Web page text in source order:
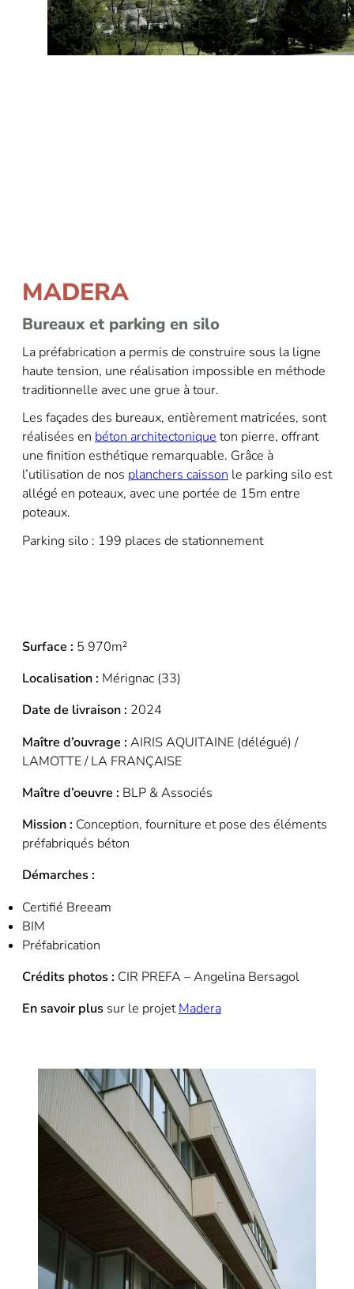
MADERA
Bureaux et parking en silo
La préfabrication a permis de construire sous la ligne
haute tension, une réalisation impossible en méthode
traditionnelle avec une grue à tour.
Les façades des bureaux, entièrement matricées, sont
réalisées en béton architectoniqueton pierre, offrant
une finition esthétique remarquable. Grâce à
l’utilisation de nos planchers caisson le parking silo est
allégé en poteaux, avec une portée de 15m entre
poteaux.
Parking silo : 199 places de stationnement
Surface : 5 970m²
Localisation : Mérignac (33)
Date de livraison : 2024
Maître d’ouvrage : AIRIS AQUITAINE (délégué) /
LAMOTTE / LA FRANÇAISE
Maître d’oeuvre : BLP & Associés
Mission : Conception, fourniture et pose des éléments
préfabriqués béton
Démarches :
Certifié Breeam
BIM
Préfabrication
Crédits photos : CIR PREFA – Angelina Bersagol
En savoir plus sur le projetMadera